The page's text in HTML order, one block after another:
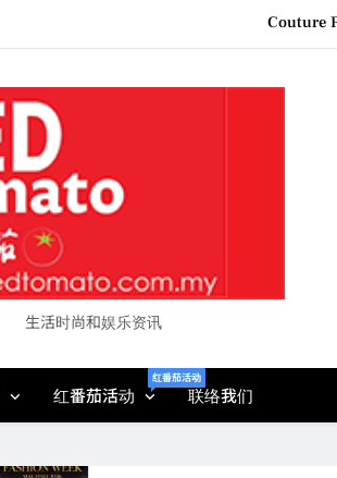
Couture
Couture
“See Her Heal – 1,000 Untold
2026 全国房地产大奖创
生活时尚和娱乐资讯
红番茄活动
红番茄活动
联络我们